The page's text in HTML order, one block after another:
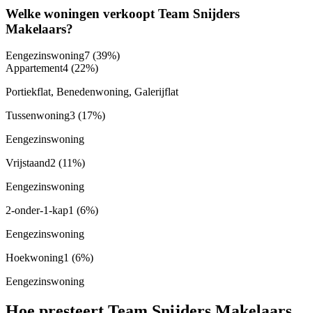
Welke woningen verkoopt Team Snijders
Makelaars?
Eengezinswoning7 (39%)
Appartement4 (22%)
Portiekflat, Benedenwoning, Galerijflat
Tussenwoning3 (17%)
Eengezinswoning
Vrijstaand2 (11%)
Eengezinswoning
2-onder-1-kap1 (6%)
Eengezinswoning
Hoekwoning1 (6%)
Eengezinswoning